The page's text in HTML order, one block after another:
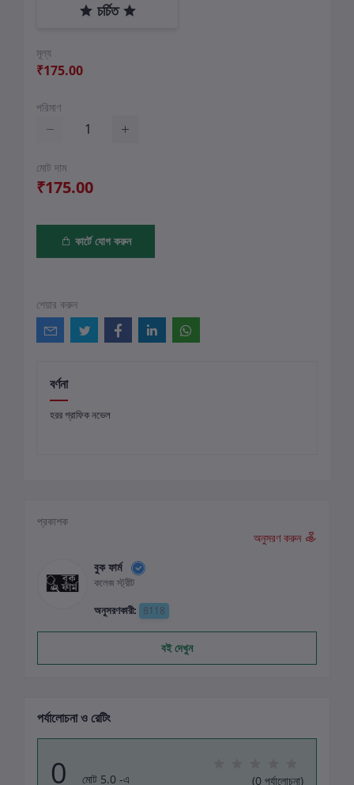
চর্চিত
মূল্য
₹175.00
পরিমাণ
মোট দাম
₹175.00
কার্টে যোগ করুন
শেয়ার করুন
বর্ণনা
হরর গ্রাফিক নভেল
প্রকাশক
অনুসরণ করুন
বুক ফার্ম
কলেজ স্ট্রীট
অনুসরণকারী: 8118
বই দেখুন
পর্যালোচনা ও রেটিং
0 মোট 5.0 -এ (0 পর্যালোচনা)